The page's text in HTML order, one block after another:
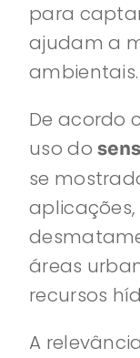
para
ajudam a
ambientais.
De acordo
uso do
se
áreas
recursos
A